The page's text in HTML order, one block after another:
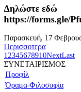
Δηλώστε εδώ
https://forms.gle/
Παρασκευή, 17
Περισσοτερα
1 2345678910NextLast
ΣΥΝΕΤΑΙΡΙΣΜΟΣ
Προφίλ
Όραμα-Φιλοσοφία